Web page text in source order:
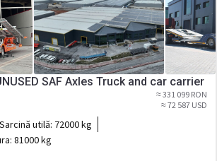
SAF Axles Truck and car carrier
≈ 331 099 RON
≈ 72 587 USD
Sarcină utilă: 72000 kg
81000 kg